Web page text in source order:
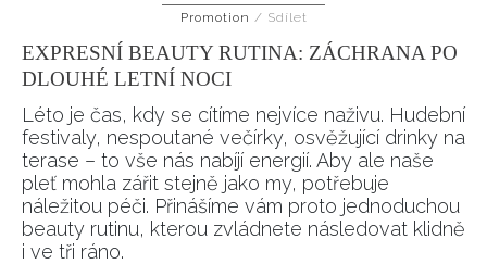
Promotion / Sdílet
EXPRESNÍ BEAUTY RUTINA: ZÁCHRANA PO
DLOUHÉ LETNÍ NOCI
Léto je čas, kdy se cítíme nejvíce naživu. Hudební
festivaly, nespoutané večírky, osvěžující drinky na
terase – to vše nás nabíjí energií. Aby ale naše
pleť mohla zářit stejně jako my, potřebuje
náležitou péči. Přinášíme vám proto jednoduchou
beauty rutinu, kterou zvládnete následovat klidně
i ve tři ráno.